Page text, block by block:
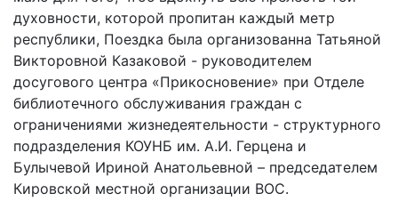
духовности, которой пропитан каждый метр
республики, Поездка была организованна Татьяной
Викторовной Казаковой - руководителем
досугового центра «Прикосновение» при Отделе
библиотечного обслуживания граждан с
ограничениями жизнедеятельности - структурного
подразделения КОУНБ им. А.И. Герцена и
Булычевой Ириной Анатольевной – председателем
Кировской местной организации ВОС.